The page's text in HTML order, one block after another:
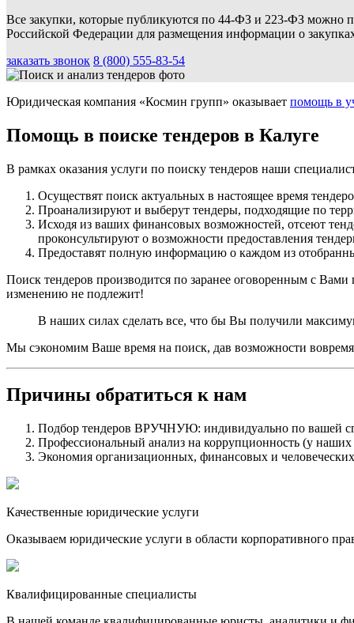
Все закупки, которые публикуются по 44-ФЗ и 223-ФЗ можно
Российской Федерации для размещения информации о
заказать звонок 8 (800) 555-83-54
Юридическая компания «Космин групп» оказывает помощь в
Помощь в поиске тендеров в Калуге
В рамках оказания услуги по поиску тендеров наши
Осуществят поиск актуальных в настоящее время
Проанализируют и выберут тендеры, подходящие по
Исходя из ваших финансовых возможностей, отсеют
проконсультируют о возможности предоставления
Предоставят полную информацию о каждом из
Поиск тендеров производится по заранее оговоренным с Вами
изменению не подлежит!
В наших силах сделать все, что бы Вы получили
Мы сэкономим Ваше время на поиск, дав возможности
Причины обратиться к нам
Подбор тендеров ВРУЧНУЮ: индивидуально по вашей
Профессиональный анализ на коррупционность (у наших
Экономия организационных, финансовых и
Качественные юридические услуги
Оказываем юридические услуги в области корпоративного
Квалифицированные специалисты